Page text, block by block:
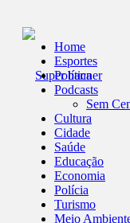
Home
Esportes
Política
Podcasts
Sem
Cultura
Cidade
Saúde
Educação
Economia
Polícia
Turismo
Meio